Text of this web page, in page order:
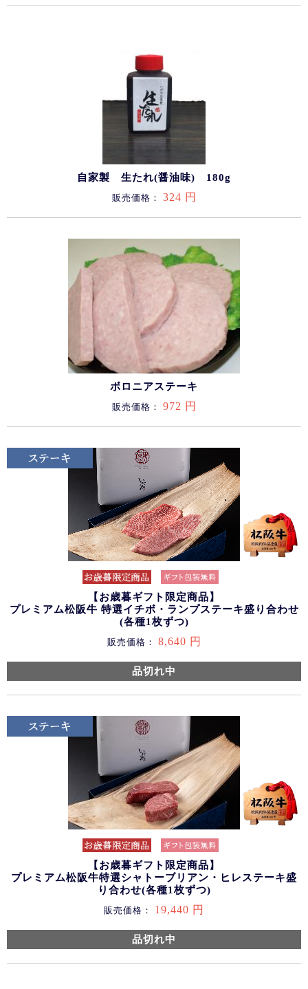
自家製 生たれ(醤油味) 180g
販売価格： 324 円
ボロニアステーキ
販売価格： 972 円
【お歳暮ギフト限定商品】
プレミアム松阪牛 特選イチボ・ランプステーキ盛り合わせ
(各種1枚ずつ)
販売価格： 8,640 円
品切れ中
【お歳暮ギフト限定商品】
プレミアム松阪牛特選シャトーブリアン・ヒレステーキ盛
り合わせ(各種1枚ずつ)
販売価格： 19,440 円
品切れ中